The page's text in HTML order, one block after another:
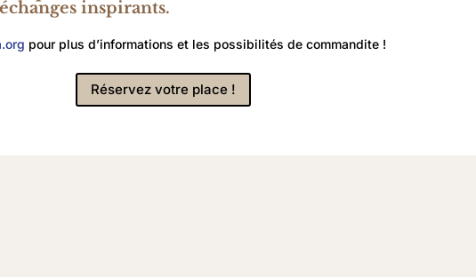
inspirants.
pour plus d’informations et les possibilités de commandite !
Réservez votre place !